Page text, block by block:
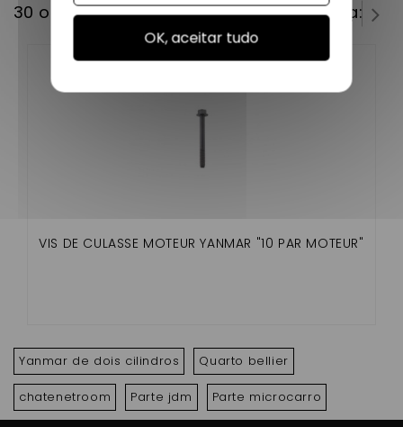
30 outros produtos na mesma categoria:
VIS DE CULASSE MOTEUR YANMAR "10 PAR MOTEUR"
Yanmar de dois cilindros Quarto bellier
chatenetroom Parte jdm Parte microcarro
OK, aceitar tudo